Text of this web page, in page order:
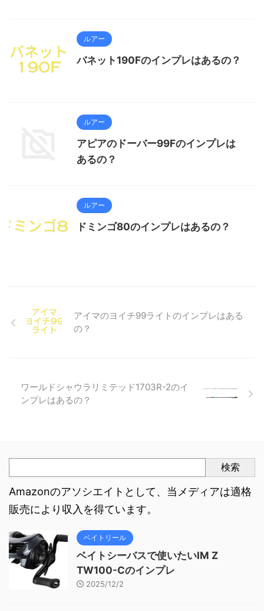
ルアー
バネット190Fのインプレはあるの？
ルアー
アピアのドーバー99Fのインプレは
あるの？
ルアー
ドミンゴ80のインプレはあるの？
アイマのヨイチ99ライトのインプレはある
の？
ワールドシャウラリミテッド1703R-2のイ
ンプレはあるの？
検索
Amazonのアソシエイトとして、当メディアは適格
販売により収入を得ています。
ベイトリール
ベイトシーバスで使いたいIM Z
TW100-Cのインプレ
2025/12/2